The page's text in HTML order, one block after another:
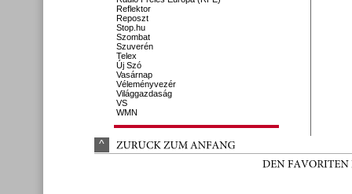
Reflektor
Reposzt
Stop.hu
Szombat
Szuverén
Telex
Új Szó
Vasárnap
Véleményvezér
Világgazdaság
VS
WMN
^ ZURÜCK ZUM ANFANG
DEN FAVORITEN